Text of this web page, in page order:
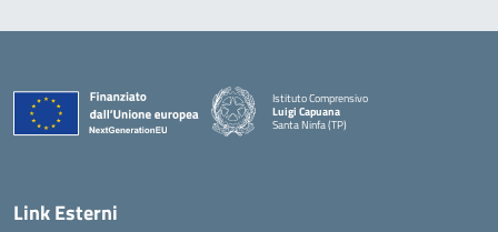
Istituto Comprensivo
Luigi Capuana
Santa Ninfa (TP)
Link Esterni